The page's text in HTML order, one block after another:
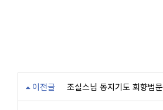
이전글 조실스님 동지기도 회향법문